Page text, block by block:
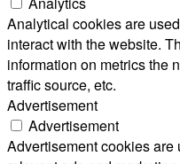
Analytical cookies are
interact with the website.
information on metrics the
traffic source, etc.
Advertisement
Advertisement
Advertisement cookies